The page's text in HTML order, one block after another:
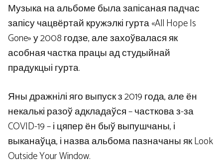
Музыка на альбоме была запісаная падчас
запісу чацвёртай кружэлкі гурта «All Hope Is
Gone» у 2008 годзе, але захоўвалася як
асобная частка працы ад студыйнай
прадукцыі гурта.
Яны дражнілі яго выпуск з 2019 года, але ён
некалькі разоў адкладаўся – часткова з-за
COVID-19 – і цяпер ён быў выпушчаны, і
выканаўца, і назва альбома пазначаны як Look
Outside Your Window.